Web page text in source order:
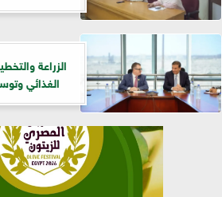
الزراعة
الغذائي